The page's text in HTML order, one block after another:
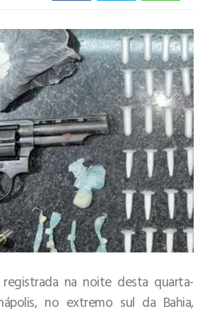
na noite desta quarta-
no extremo sul da Bahia,